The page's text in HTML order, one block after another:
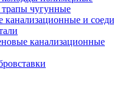
чугунные
и
канализационные